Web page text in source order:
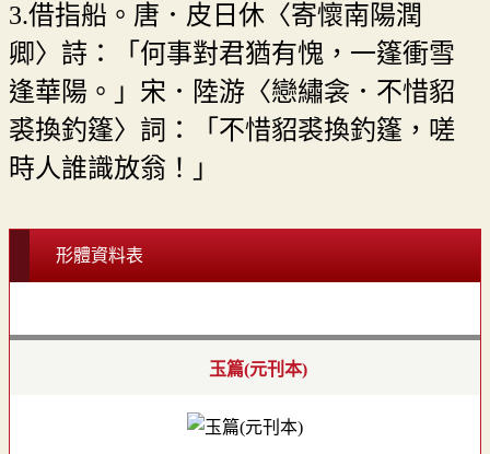
3.借指船。唐．皮日休〈寄懷南陽潤
卿〉詩：「何事對君猶有愧，一篷衝雪
逢華陽。」宋．陸游〈戀繡衾．不惜貂
裘換釣篷〉詞：「不惜貂裘換釣篷，嗟
時人誰識放翁！」
形體資料表
玉篇(元刊本)